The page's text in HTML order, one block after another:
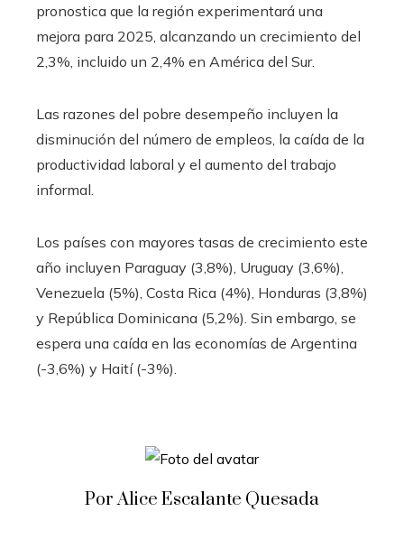
pronostica que la región experimentará una
mejora para 2025, alcanzando un crecimiento del
2,3%, incluido un 2,4% en América del Sur.
Las razones del pobre desempeño incluyen la
disminución del número de empleos, la caída de la
productividad laboral y el aumento del trabajo
informal.
Los países con mayores tasas de crecimiento este
año incluyen Paraguay (3,8%), Uruguay (3,6%),
Venezuela (5%), Costa Rica (4%), Honduras (3,8%)
y República Dominicana (5,2%). Sin embargo, se
espera una caída en las economías de Argentina
(-3,6%) y Haití (-3%).
Por Alice Escalante Quesada